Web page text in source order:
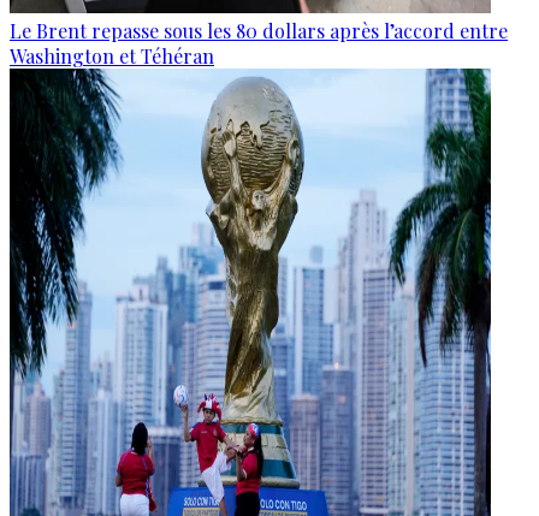
Le Brent repasse sous les 80 dollars après l’accord entre
Washington et Téhéran